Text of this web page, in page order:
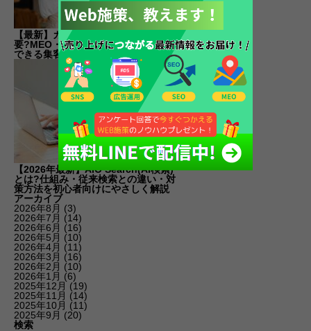
【最新】カフェのSEO対策は本当に必
要?MEO・SNSとの優先順位と今すぐ
できる集客術をやさしく解説
【2026年最新】AIO Search(AI検索)
とは?仕組み・従来検索との違い・対
策方法を初心者向けにやさしく解説
アーカイブ
2026年8月 (3)
2026年7月 (14)
2026年6月 (16)
2026年5月 (10)
2026年4月 (11)
2026年3月 (16)
2026年2月 (10)
2026年1月 (6)
2025年12月 (19)
2025年11月 (14)
2025年10月 (11)
2025年9月 (20)
検索